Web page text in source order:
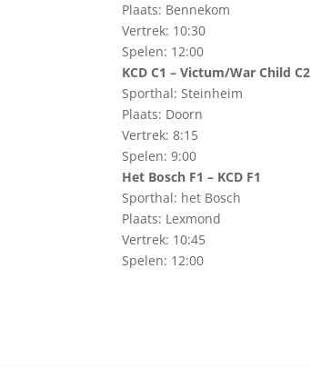
Plaats: Bennekom
Vertrek: 10:30
Spelen: 12:00
KCD C1 – Victum/War Child C2
Sporthal: Steinheim
Plaats: Doorn
Vertrek: 8:15
Spelen: 9:00
Het Bosch F1 – KCD F1
Sporthal: het Bosch
Plaats: Lexmond
Vertrek: 10:45
Spelen: 12:00